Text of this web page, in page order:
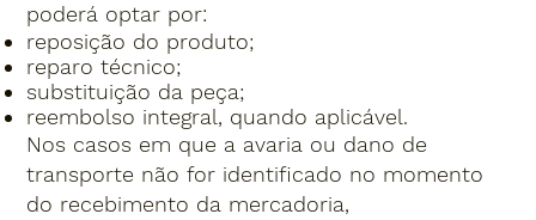
poderá optar por:
reposição do produto;
reparo técnico;
substituição da peça;
reembolso integral, quando aplicável.
Nos casos em que a avaria ou dano de
transporte não for identificado no momento
do recebimento da mercadoria,